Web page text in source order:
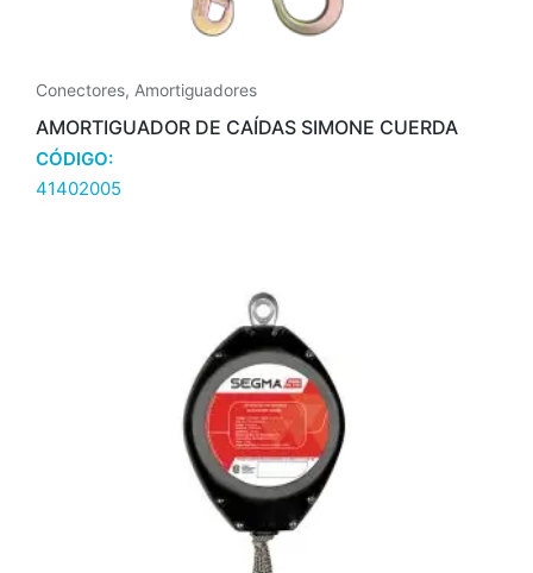
Conectores, Amortiguadores
AMORTIGUADOR DE CAÍDAS SIMONE CUERDA
CÓDIGO:
41402005